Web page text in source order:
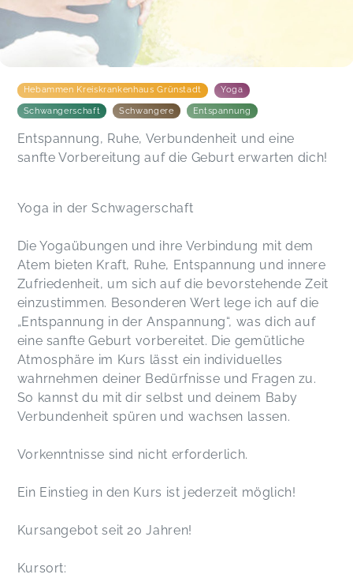
Hebammen Kreiskrankenhaus Grünstadt Yoga
Schwangerschaft Schwangere Entspannung
Entspannung, Ruhe, Verbundenheit und eine
sanfte Vorbereitung auf die Geburt erwarten dich!
Yoga in der Schwagerschaft
Die Yogaübungen und ihre Verbindung mit dem
Atem bieten Kraft, Ruhe, Entspannung und innere
Zufriedenheit, um sich auf die bevorstehende Zeit
einzustimmen. Besonderen Wert lege ich auf die
„Entspannung in der Anspannung“, was dich auf
eine sanfte Geburt vorbereitet. Die gemütliche
Atmosphäre im Kurs lässt ein individuelles
wahrnehmen deiner Bedürfnisse und Fragen zu.
So kannst du mit dir selbst und deinem Baby
Verbundenheit spüren und wachsen lassen.
Vorkenntnisse sind nicht erforderlich.
Ein Einstieg in den Kurs ist jederzeit möglich!
Kursangebot seit 20 Jahren!
Kursort: